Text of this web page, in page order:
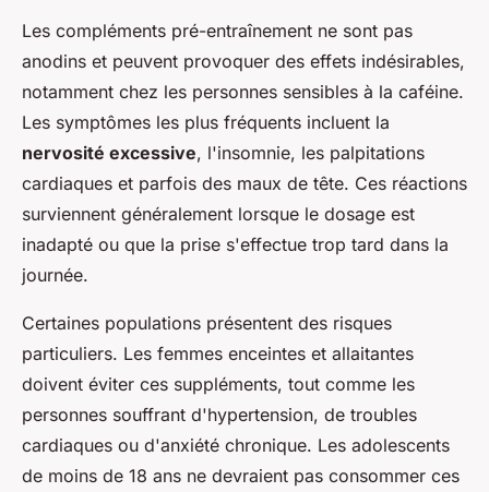
Les compléments pré-entraînement ne sont pas
anodins et peuvent provoquer des effets indésirables,
notamment chez les personnes sensibles à la caféine.
Les symptômes les plus fréquents incluent la
nervosité excessive, l'insomnie, les palpitations
cardiaques et parfois des maux de tête. Ces réactions
surviennent généralement lorsque le dosage est
inadapté ou que la prise s'effectue trop tard dans la
journée.
Certaines populations présentent des risques
particuliers. Les femmes enceintes et allaitantes
doivent éviter ces suppléments, tout comme les
personnes souffrant d'hypertension, de troubles
cardiaques ou d'anxiété chronique. Les adolescents
de moins de 18 ans ne devraient pas consommer ces